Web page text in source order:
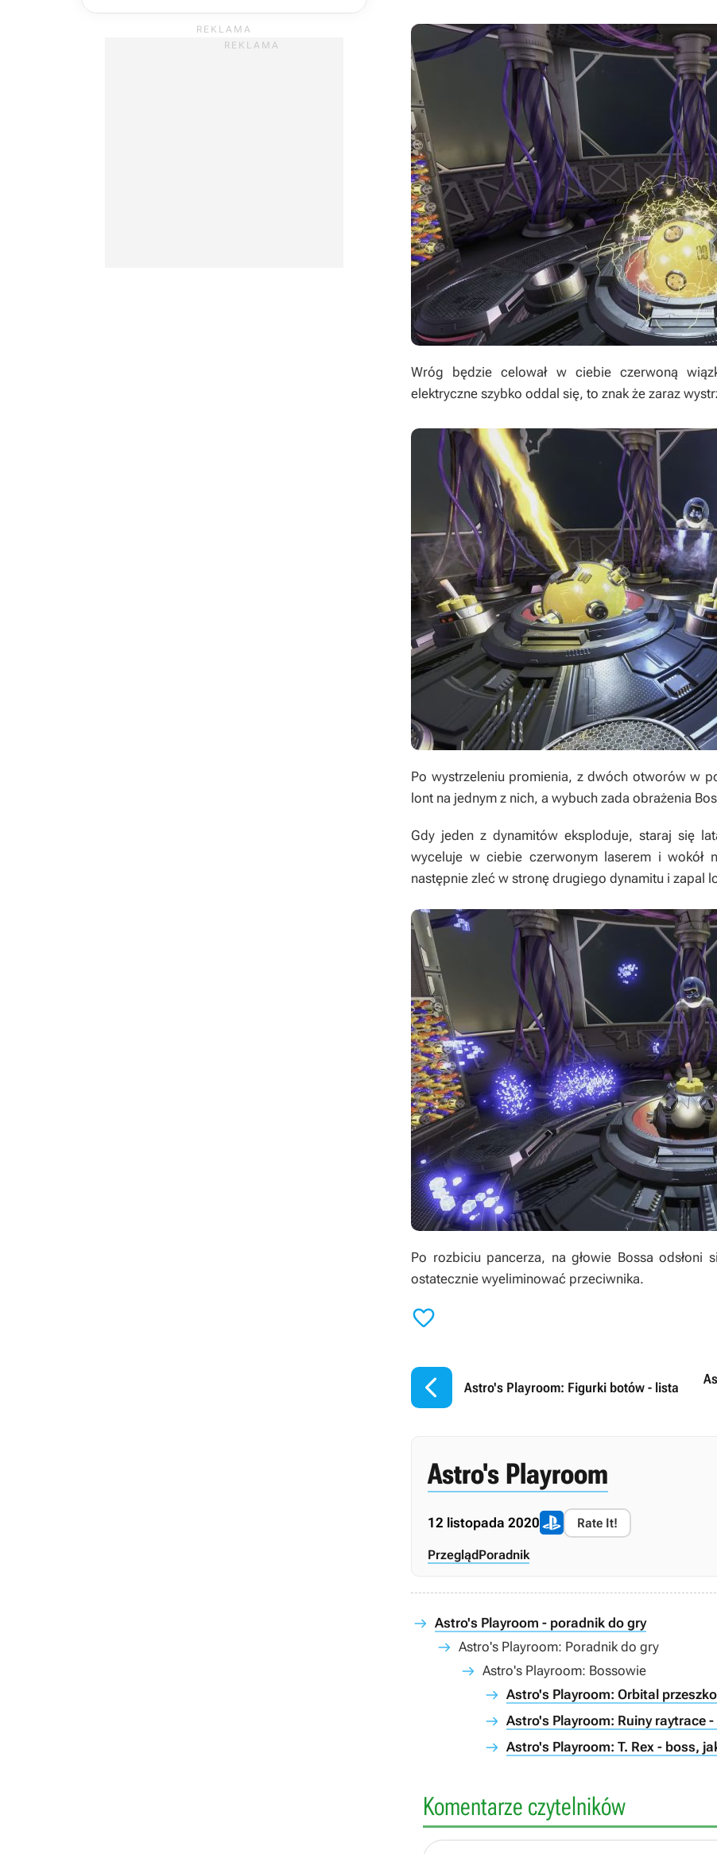
Wróg będzie celował w ciebie czerwoną
elektryczne szybko oddal się, to znak że zaraz
Po wystrzeleniu promienia, z dwóch otworów w
lont na jednym z nich, a wybuch zada obrażenia
Gdy jeden z dynamitów eksploduje, staraj się
wyceluje w ciebie czerwonym laserem i wokół
następnie zleć w stronę drugiego dynamitu i zapal
Po rozbiciu pancerza, na głowie Bossa
ostatecznie wyeliminować przeciwnika.

 Astro's Playroom: Figurki botów - lista
Astro's Playroom
12 listopada 2020 Rate It!
PrzeglądPoradnik
Astro's Playroom - poradnik do gry
Astro's Playroom: Poradnik do gry
Astro's Playroom: Bossowie
Astro's Playroom: Orbital
Astro's Playroom: Ruiny raytrace
Astro's Playroom: T. Rex - boss,
Komentarze czytelników